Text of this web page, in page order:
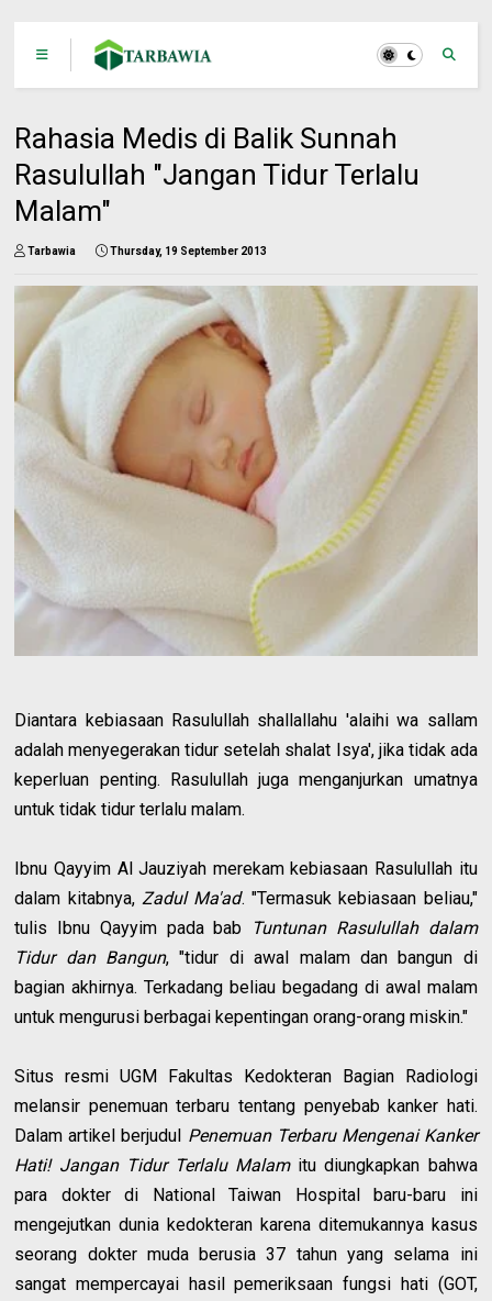
Rahasia Medis di Balik Sunnah
Rasulullah "Jangan Tidur Terlalu
Malam"
Tarbawia Thursday, 19 September 2013
Diantara kebiasaan Rasulullah shallallahu 'alaihi wa sallam
adalah menyegerakan tidur setelah shalat Isya', jika tidak ada
keperluan penting. Rasulullah juga menganjurkan umatnya
untuk tidak tidur terlalu malam.
Ibnu Qayyim Al Jauziyah merekam kebiasaan Rasulullah itu
dalam kitabnya,Zadul Ma'ad. "Termasuk kebiasaan beliau,"
tulis Ibnu Qayyim pada bab
Tuntunan Rasulullah dalam
Tidur dan Bangun, "tidur di awal malam dan bangun di
bagian akhirnya. Terkadang beliau begadang di awal malam
untuk mengurusi berbagai kepentingan orang-orang miskin."
Situs resmi UGM Fakultas Kedokteran Bagian Radiologi
melansir penemuan terbaru tentang penyebab kanker hati.
Dalam artikel berjudul Penemuan Terbaru Mengenai Kanker
Hati! Jangan Tidur Terlalu Malamitu diungkapkan bahwa
para dokter di National Taiwan Hospital baru-baru ini
mengejutkan dunia kedokteran karena ditemukannya kasus
seorang dokter muda berusia 37 tahun yang selama ini
sangat mempercayai hasil pemeriksaan fungsi hati (GOT,